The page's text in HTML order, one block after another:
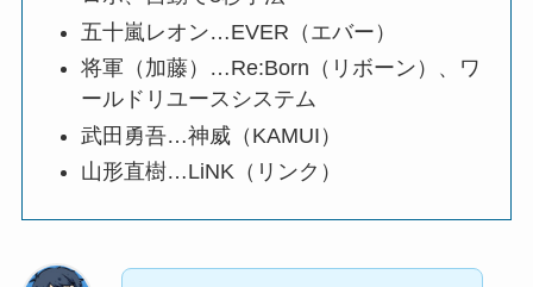
五十嵐レオン…EVER（エバー）
将軍（加藤）…Re:Born（リボーン）、ワ
ールドリユースシステム
武田勇吾…神威（KAMUI）
山形直樹…LiNK（リンク）